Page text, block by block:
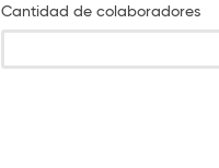
Cantidad de colaboradores